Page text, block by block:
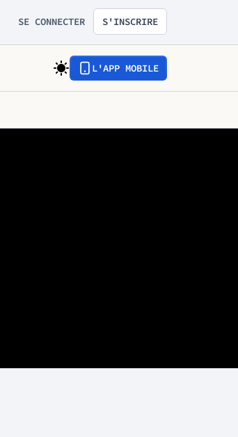
SE CONNECTER S'INSCRIRE
L'APP MOBILE